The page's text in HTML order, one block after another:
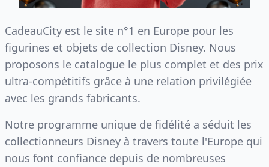
CadeauCity est le site n°1 en Europe pour les
figurines et objets de collection Disney. Nous
proposons le catalogue le plus complet et des prix
ultra-compétitifs grâce à une relation privilégiée
avec les grands fabricants.
Notre programme unique de fidélité a séduit les
collectionneurs Disney à travers toute l'Europe qui
nous font confiance depuis de nombreuses